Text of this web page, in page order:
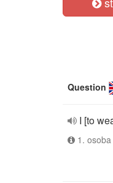
Question
I [to
1.